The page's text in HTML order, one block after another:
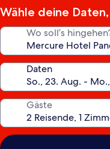
Wähle deine
Wo soll’s
Daten
Gäste